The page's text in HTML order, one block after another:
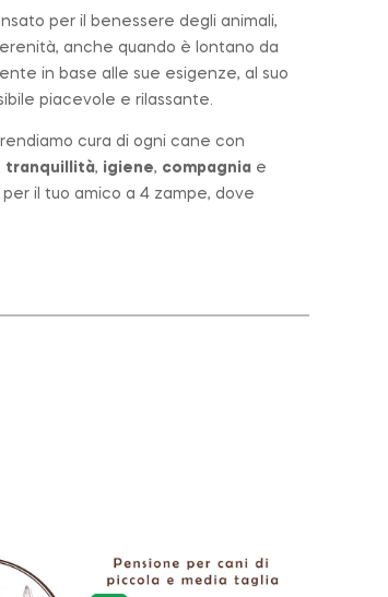
per il benessere degli animali,
anche quando è lontano da
in base alle sue esigenze, al suo
piacevole e rilassante.
cura di ogni cane con
tranquillità, igiene, compagniae
il tuo amico a 4 zampe, dove